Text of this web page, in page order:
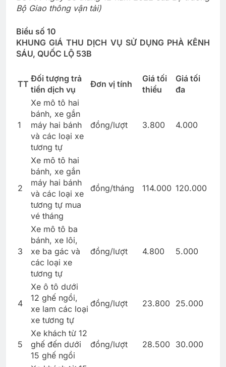
Bộ Giao thông vận tải)
Biểu số 10
KHUNG GIÁ THU DỊCH VỤ SỬ DỤNG PHÀ KÊNH
SÁU, QUỐC LỘ 53B
TT
Đối tượng trả
tiền dịch vụ
Đơn vị tính
Giá tối
thiểu
Giá tối
đa
1
Xe mô tô hai
bánh, xe gắn
máy hai bánh
và các loại xe
tương tự
đồng/lượt 3.800 4.000
2
Xe mô tô hai
bánh, xe gắn
máy hai bánh
và các loại xe
tương tự mua
vé tháng
đồng/tháng 114.000 120.000
3
Xe mô tô ba
bánh, xe lôi,
xe ba gác và
các loại xe
tương tự
đồng/lượt 4.800 5.000
4
Xe ô tô dưới
12 ghế ngồi,
xe lam các loại
xe tương tự
đồng/lượt 23.800 25.000
5
Xe khách từ 12
ghế đến dưới
15 ghế ngồi
đồng/lượt 28.500 30.000